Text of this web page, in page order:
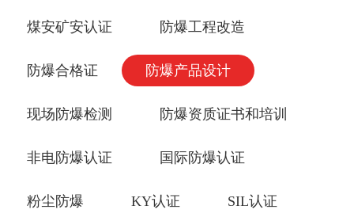
煤安矿安认证 防爆工程改造
防爆合格证 防爆产品设计
现场防爆检测 防爆资质证书和培训
非电防爆认证 国际防爆认证
粉尘防爆 KY认证 SIL认证